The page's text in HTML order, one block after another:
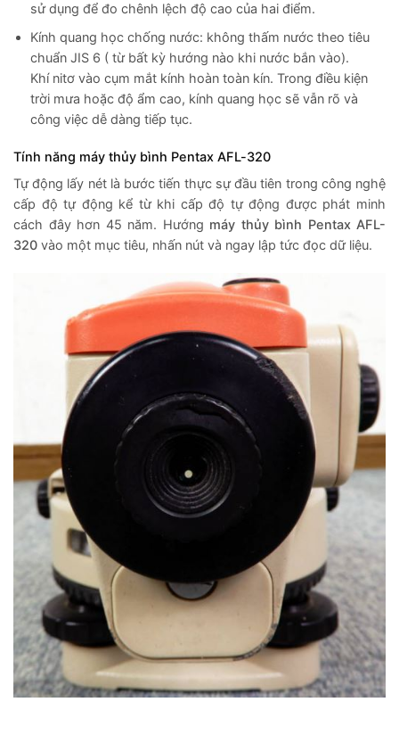
sử dụng để đo chênh lệch độ cao của hai điểm.
Kính quang học chống nước: không thấm nước theo tiêu
chuẩn JIS 6 ( từ bất kỳ hướng nào khi nước bắn vào).
Khí nitơ vào cụm mắt kính hoàn toàn kín. Trong điều kiện
trời mưa hoặc độ ẩm cao, kính quang học sẽ vẫn rõ và
công việc dễ dàng tiếp tục.
Tính năng máy thủy bình Pentax AFL-320
Tự động lấy nét là bước tiến thực sự đầu tiên trong công nghệ
cấp độ tự động kể từ khi cấp độ tự động được phát minh
cách đây hơn 45 năm. Hướng máy thủy bình Pentax AFL-
320 vào một mục tiêu, nhấn nút và ngay lập tức đọc dữ liệu.